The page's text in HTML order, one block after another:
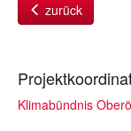
zurück
Klimabündnis